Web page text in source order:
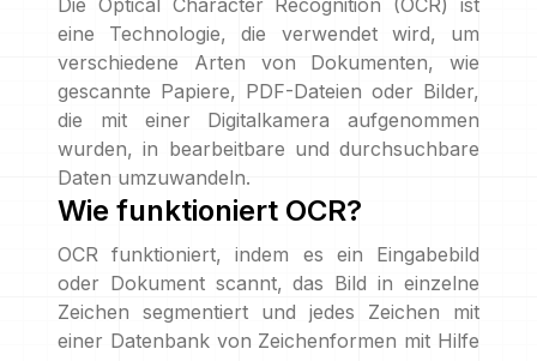
Die Optical Character Recognition (OCR) ist
eine Technologie, die verwendet wird, um
verschiedene Arten von Dokumenten, wie
gescannte Papiere, PDF-Dateien oder Bilder,
die mit einer Digitalkamera aufgenommen
wurden, in bearbeitbare und durchsuchbare
Daten umzuwandeln.
Wie funktioniert OCR?
OCR funktioniert, indem es ein Eingabebild
oder Dokument scannt, das Bild in einzelne
Zeichen segmentiert und jedes Zeichen mit
einer Datenbank von Zeichenformen mit Hilfe